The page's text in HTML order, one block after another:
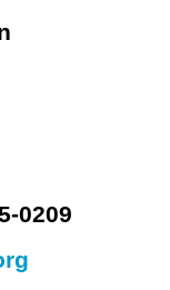
0209